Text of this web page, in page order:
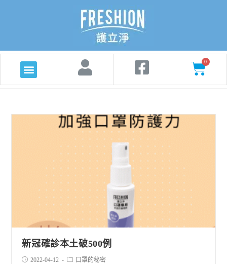
新冠確診本土破500例
2022-04-12 口罩的秘密